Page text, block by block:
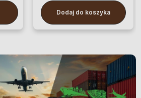
Dodaj do koszyka